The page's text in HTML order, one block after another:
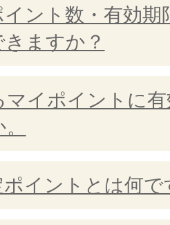
ント数・有効期
ますか？
マイポイントに
イントとは何で